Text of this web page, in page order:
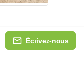
Écrivez-nous